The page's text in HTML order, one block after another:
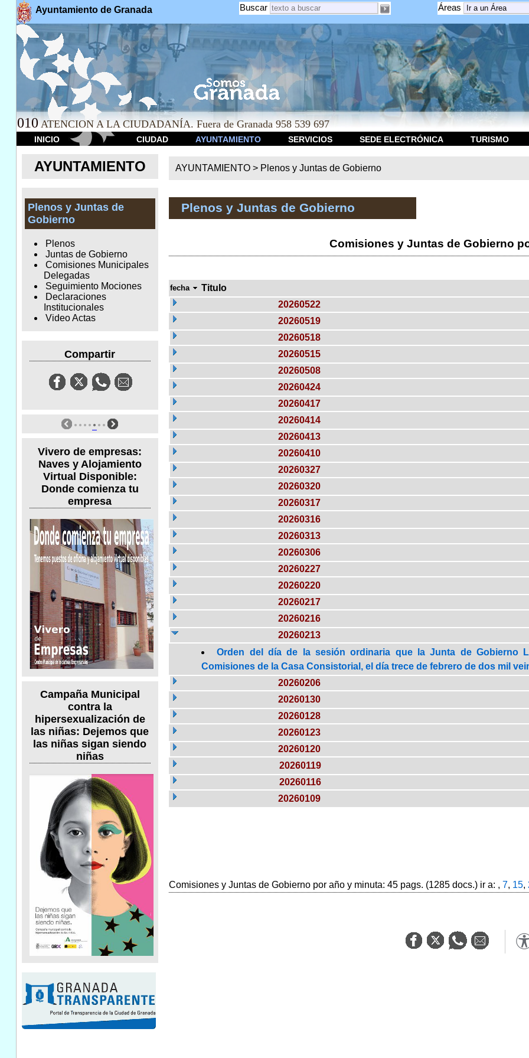
Ayuntamiento de Granada Áreas
Buscar
010 ATENCION A LA CIUDADANÍA. Fuera de Granada 958 539 697
INICIO CIUDAD AYUNTAMIENTO SERVICIOS SEDE ELECTRÓNICA TURISMO
AYUNTAMIENTO
Plenos y Juntas de
Gobierno
Plenos
Juntas de Gobierno
Comisiones Municipales
Delegadas
Seguimiento Mociones
Declaraciones
Institucionales
Video Actas
Compartir
Vivero de empresas:
Naves y Alojamiento
Virtual Disponible:
Donde comienza tu
empresa
Campaña Municipal
contra la
hipersexualización de
las niñas: Dejemos que
las niñas sigan siendo
niñas
AYUNTAMIENTO > Plenos y Juntas de Gobierno
Plenos y Juntas de Gobierno
Comisiones y Juntas de Gobierno
fecha Titulo
20260522
20260519
20260518
20260515
20260508
20260424
20260417
20260414
20260413
20260410
20260327
20260320
20260317
20260316
20260313
20260306
20260227
20260220
20260217
20260216
20260213
Orden del día de la sesión ordinaria que la Junta de Gobierno
Comisiones de la Casa Consistorial, el día trece de febrero de dos mil
20260206
20260130
20260128
20260123
20260120
20260119
20260116
20260109
Comisiones y Juntas de Gobierno por año y minuta: 45 pags. (1285 docs.) ir a: , 7, 15,